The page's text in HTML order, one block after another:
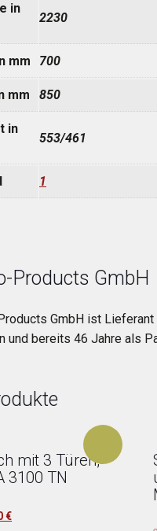
in
2230
mm 700
mm 850
in
553/461
1
Products GmbH
GmbH ist
und bereits 46 Jahre als
mit 3 Türen,
3100 TN
€Aktueller